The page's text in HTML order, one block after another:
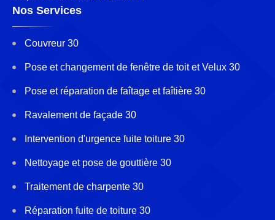
Nos Services
Couvreur 30
Pose et changement de fenêtre de toit et Velux 30
Pose et réparation de faîtage et faîtière 30
Ravalement de façade 30
Intervention d'urgence fuite toiture 30
Nettoyage et pose de gouttière 30
Traitement de charpente 30
Réparation fuite de toiture 30